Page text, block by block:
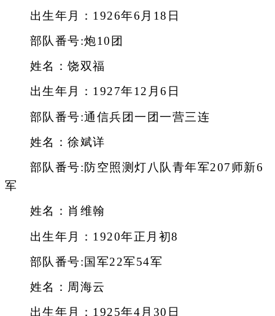
出生年月：1926年6月18日
部队番号:炮10团
姓名：饶双福
出生年月：1927年12月6日
部队番号:通信兵团一团一营三连
姓名：徐斌详
部队番号:防空照测灯八队青年军207师新6
军
姓名：肖维翰
出生年月：1920年正月初8
部队番号:国军22军54军
姓名：周海云
出生年月：1925年4月30日